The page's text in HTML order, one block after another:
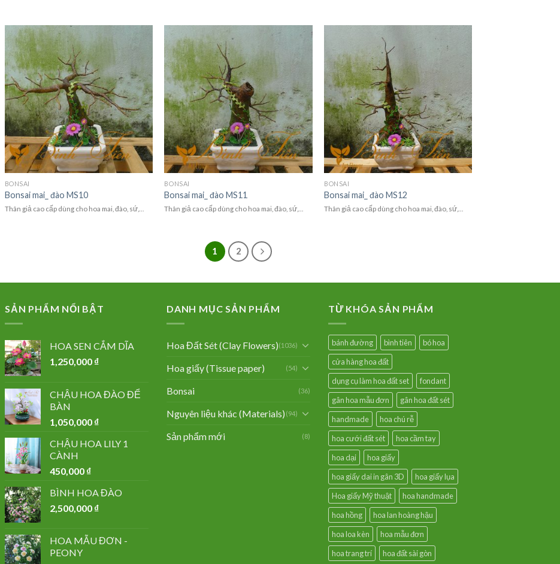
BONSAI
Bonsai mai_ đào MS10
Thân giả cao cấp dùng cho hoa mai, đào, sứ,…
BONSAI
Bonsai mai_ đào MS11
Thân giả cao cấp dùng cho hoa mai, đào, sứ,…
BONSAI
Bonsai mai_ đào MS12
Thân giả cao cấp dùng cho hoa mai, đào, sứ,…
1 2
SẢN PHẨM NỔI BẬT
HOA SEN CẮM DĨA
1,250,000 ₫
CHẬU HOA ĐÀO ĐỂ
BÀN
1,050,000 ₫
CHẬU HOA LILY 1
CÀNH
450,000 ₫
BÌNH HOA ĐÀO
2,500,000 ₫
HOA MẪU ĐƠN -
PEONY
DANH MỤC SẢN PHẨM
Hoa Đất Sét (Clay Flowers)(1036)
Hoa giấy (Tissue paper) (54)
Bonsai (36)
Nguyên liệu khác (Materials) (94)
Sản phẩm mới (8)
TỪ KHÓA SẢN PHẨM
bánh đường bình tiên
bó hoa
cửa hàng hoa đất
dụng cụ làm hoa đất set
fondant
gân hoa mẫu đơn
gân hoa đất sét
handmade
hoa chú rễ
hoa cưới đất sét
hoa cầm tay
hoa dại
hoa giấy
hoa giấy dai in gân 3D
hoa giấy lụa
Hoa giấy Mỹ thuật
hoa handmade
hoa hồng
hoa lan hoàng hậu
hoa loa kèn
hoa mẫu đơn
hoa trang trí
hoa đất sài gòn